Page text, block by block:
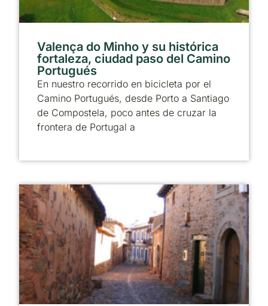
Valença do Minho y su histórica
fortaleza, ciudad paso del Camino
Portugués
En nuestro recorrido en bicicleta por el
Camino Portugués, desde Porto a Santiago
de Compostela, poco antes de cruzar la
frontera de Portugal a